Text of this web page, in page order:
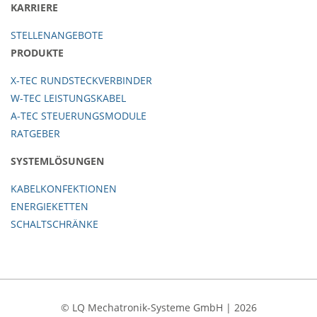
KARRIERE
STELLENANGEBOTE
PRODUKTE
X-TEC RUNDSTECKVERBINDER
W-TEC LEISTUNGSKABEL
A-TEC STEUERUNGSMODULE
RATGEBER
SYSTEMLÖSUNGEN
KABELKONFEKTIONEN
ENERGIEKETTEN
SCHALTSCHRÄNKE
© LQ Mechatronik-Systeme GmbH | 2026